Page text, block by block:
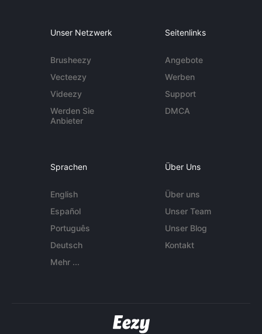
Unser Netzwerk
Brusheezy
Vecteezy
Videezy
Werden Sie
Anbieter
Seitenlinks
Angebote
Werben
Support
DMCA
Sprachen
English
Español
Português
Deutsch
Mehr ...
Über Uns
Über uns
Unser Team
Unser Blog
Kontakt